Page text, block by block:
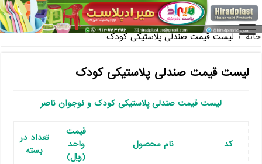
قیمت دمپایی مردانه ارزان پلاستیکی | HiradPlast
خانه / لیست قیمت صندلی پلاستیکی کودک
لیست قیمت صندلی پلاستیکی کودک
لیست قیمت صندلی پلاستیکی کودک و نوجوان ناصر
کد نام محصول
قیمت
واحد
(ریال)
تعداد در
بسته